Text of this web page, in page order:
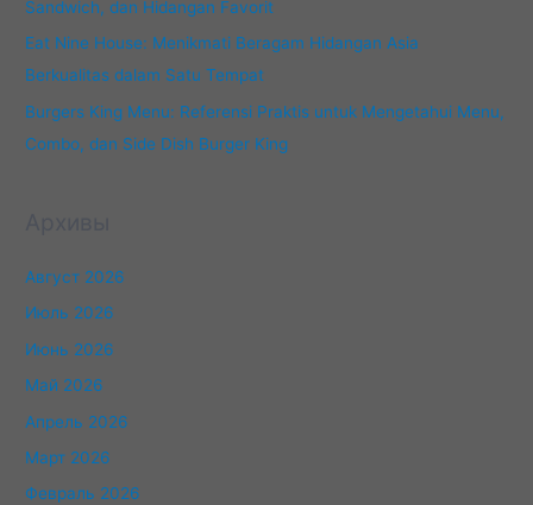
Sandwich, dan Hidangan Favorit
Eat Nine House: Menikmati Beragam Hidangan Asia
Berkualitas dalam Satu Tempat
Burgers King Menu: Referensi Praktis untuk Mengetahui Menu,
Combo, dan Side Dish Burger King
Август 2026
Июль 2026
Июнь 2026
Май 2026
Апрель 2026
Март 2026
Февраль 2026